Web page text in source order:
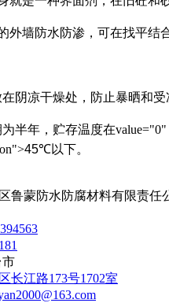
外墙防水防渗，可在找平结
在阴凉干燥处，防止暴晒和受
为半年，贮存温度在value="0"
45℃以下。
鲁蒙防水防腐材料有限责任
市
长江路173号1702室